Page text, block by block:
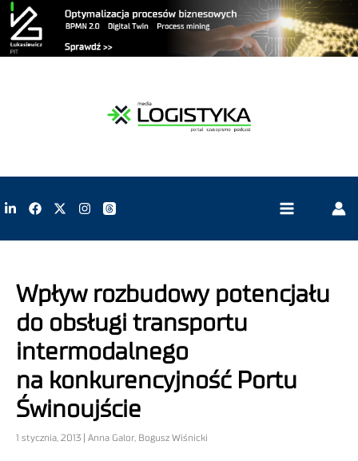
Wpływ rozbudowy potencjału
do obsługi transportu
intermodalnego
na konkurencyjność Portu
Świnoujście
1 stycznia, 2013 | Anna Galor, Bogusz Wiśnicki